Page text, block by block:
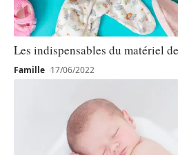
Les indispensables du matériel
Famille 17/06/2022